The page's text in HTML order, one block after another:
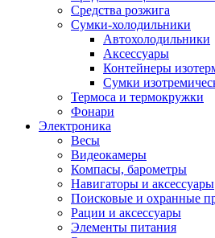
Средства розжига
Сумки-холодильники
Автохолодильники
Аксессуары
Контейнеры
Сумки
Термоса и термокружки
Фонари
Электроника
Весы
Видеокамеры
Компасы, барометры
Навигаторы и аксессуары
Поисковые и охранные
Рации и аксессуары
Элементы питания